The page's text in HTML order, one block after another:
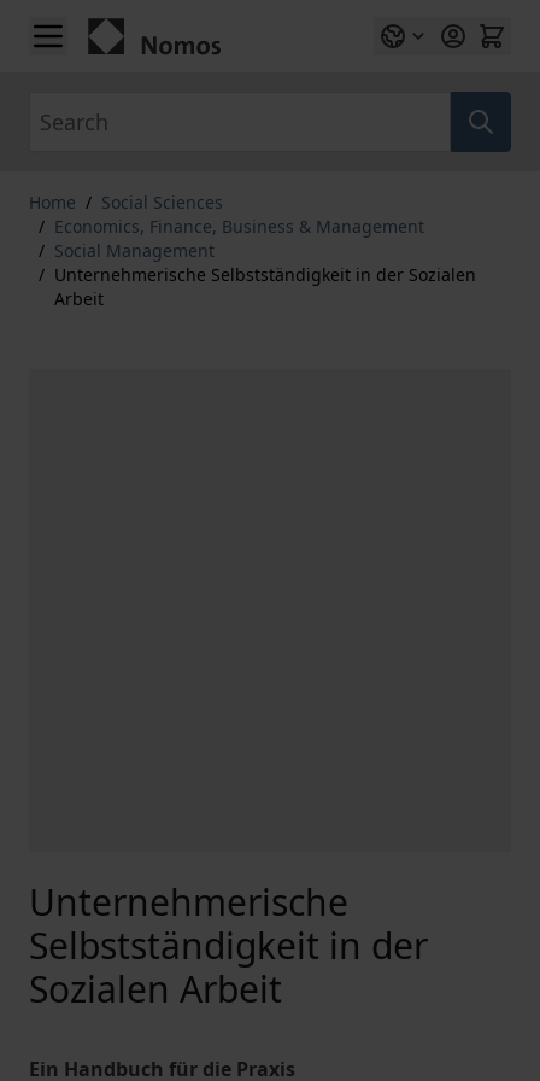
Skip to Content
Home / Social Sciences
/ Economics, Finance, Business & Management
/ Social Management
/ Unternehmerische Selbstständigkeit in der Sozialen
Arbeit
Unternehmerische
Selbstständigkeit in der
Sozialen Arbeit
Ein Handbuch für die Praxis